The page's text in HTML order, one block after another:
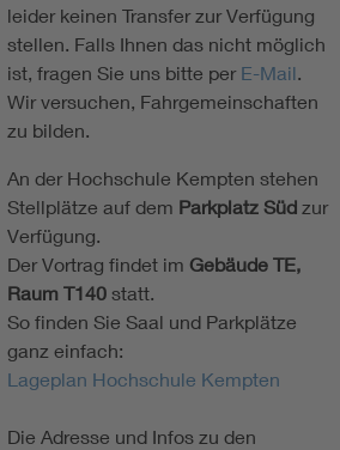
leider keinen Transfer zur Verfügung
stellen. Falls Ihnen das nicht möglich
ist, fragen Sie uns bitte per E-Mail.
Wir versuchen, Fahrgemeinschaften
zu bilden.
An der Hochschule Kempten stehen
Stellplätze auf dem Parkplatz Süd zur
Verfügung.
Der Vortrag findet im Gebäude TE,
Raum T140 statt.
So finden Sie Saal und Parkplätze
ganz einfach:
Lageplan Hochschule Kempten
Die Adresse und Infos zu den